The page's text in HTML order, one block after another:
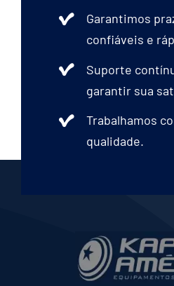
Garantimos
confiáveis e
Suporte
garantir sua
Trabalhamos
qualidade.